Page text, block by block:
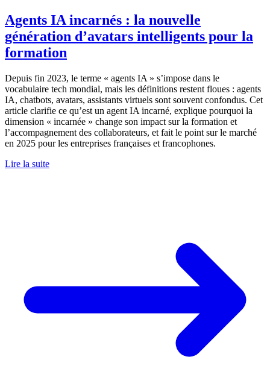
Agents IA incarnés : la nouvelle
génération d’avatars intelligents pour la
formation
Depuis fin 2023, le terme « agents IA » s’impose dans le
vocabulaire tech mondial, mais les définitions restent floues : agents
IA, chatbots, avatars, assistants virtuels sont souvent confondus. Cet
article clarifie ce qu’est un agent IA incarné, explique pourquoi la
dimension « incarnée » change son impact sur la formation et
l’accompagnement des collaborateurs, et fait le point sur le marché
en 2025 pour les entreprises françaises et francophones.
Lire la suite